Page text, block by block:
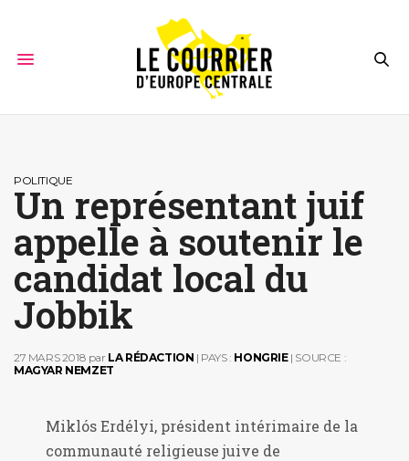
POLITIQUE
Un représentant juif
appelle à soutenir le
candidat local du
Jobbik
27 MARS 2018 par LA RÉDACTION | PAYS : HONGRIE| SOURCE :
MAGYAR NEMZET
Miklós Erdélyi, président intérimaire de la
communauté religieuse juive de